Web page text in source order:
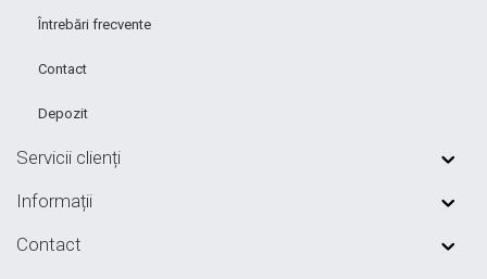
Întrebări frecvente
Contact
Depozit
Servicii clienți
Informații
Contact